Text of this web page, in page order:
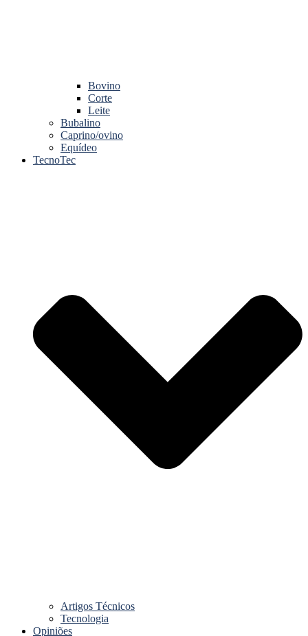
Bovino
Corte
Leite
Bubalino
Caprino/ovino
Equídeo
TecnoTec
Artigos Técnicos
Tecnologia
Opiniões